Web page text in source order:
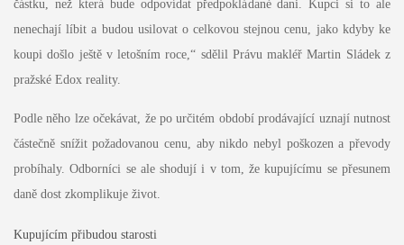
částku, než která bude odpovídat předpokládané dani. Kupci si to ale
nenechají líbit a budou usilovat o celkovou stejnou cenu, jako kdyby ke
koupi došlo ještě v letošním roce,“ sdělil Právu makléř Martin Sládek z
pražské Edox reality.
Podle něho lze očekávat, že po určitém období prodávající uznají nutnost
částečně snížit požadovanou cenu, aby nikdo nebyl poškozen a převody
probíhaly. Odborníci se ale shodují i v tom, že kupujícímu se přesunem
daně dost zkomplikuje život.
Kupujícím přibudou starosti